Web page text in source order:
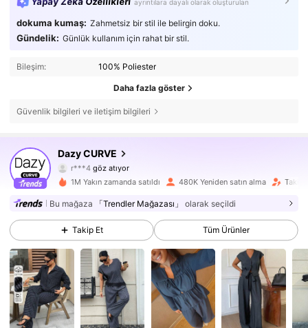
ayrıntılara dayalı olarak oluşturulan
dokuma kumaş: Zahmetsiz bir stil ile belirgin doku.
Gündelik: Günlük kullanım için rahat bir stil.
Bileşim: 100% Poliester
Daha fazla göster
Güvenlik bilgileri ve iletişim bilgileri
Dazy CURVE
4,80 402K Takipçiler
r***4 göz atıyor
4,80
402K Takipçiler
4,80 402K Takipçiler
4,80 402K Takipçiler
4,80 402K Takipçiler
4,80 402K Takipçiler
1M Yakın zamanda satıldı 480K Yeniden satın alma
Bu mağaza 「Trendler Mağazası」 olarak seçildi
Takip Et Tüm Ürünler